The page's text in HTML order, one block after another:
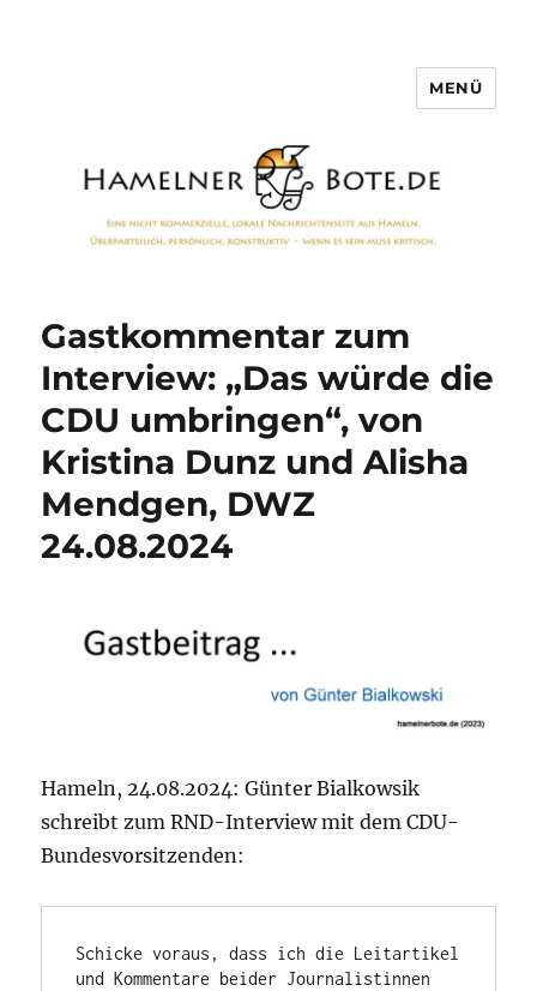
MENÜ
Gastkommentar zum
Interview: „Das würde die
CDU umbringen“, von
Kristina Dunz und Alisha
Mendgen, DWZ
24.08.2024
Hameln, 24.08.2024: Günter Bialkowsik
schreibt zum RND-Interview mit dem CDU-
Bundesvorsitzenden:
Schicke voraus, dass ich die Leitartikel
und Kommentare beider Journalistinnen